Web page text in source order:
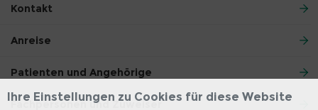
Kontakt
Anreise
Patienten und Angehörige
Fachpersonen und Zuweiser
Ihre Einstellungen zu Cookies für diese Website